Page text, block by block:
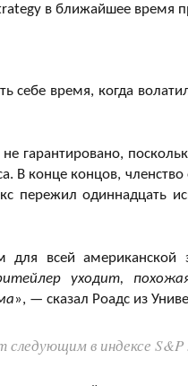
в ближайшее время
себе время, когда
гарантировано,
В конце концов,
пережил одиннадцать
для всей
уходит,
», — сказал Роадс из
следующим в индексе S&P